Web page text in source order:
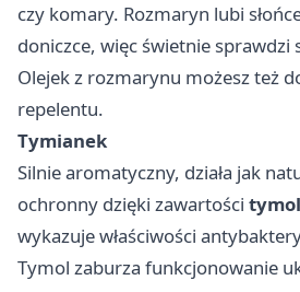
czy komary. Rozmaryn lubi
doniczce, więc świetnie sprawdzi
Olejek z rozmarynu możesz też
repelentu.
Tymianek
Silnie aromatyczny, działa jak
ochronny dzięki zawartości
wykazuje właściwości
Tymol zaburza funkcjonowanie